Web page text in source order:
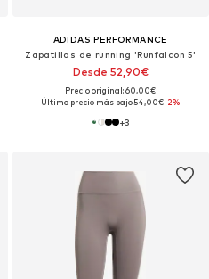
ADIDAS PERFORMANCE
Zapatillas de running 'Runfalcon 5'
Desde 52,90€
Precio original: 60,00€
Último precio más bajo:54,00€-2%
+3